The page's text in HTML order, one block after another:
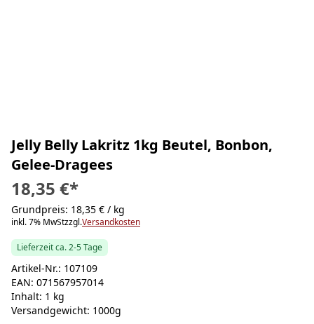
Jelly Belly Lakritz 1kg Beutel, Bonbon,
Gelee-Dragees
18,35 €*
Grundpreis: 18,35 € / kg
inkl. 7% MwStzzgl.Versandkosten
Lieferzeit ca. 2-5 Tage
Artikel-Nr.: 107109
EAN: 071567957014
Inhalt: 1 kg
Versandgewicht: 1000g